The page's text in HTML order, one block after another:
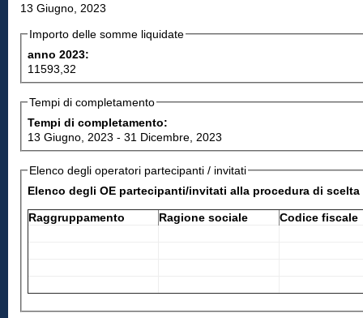
13 Giugno, 2023
Importo delle somme liquidate
anno 2023:
11593,32
Tempi di completamento
Tempi di completamento:
13 Giugno, 2023 - 31 Dicembre, 2023
Elenco degli operatori partecipanti / invitati
Elenco degli OE partecipanti/invitati alla procedura di
Raggruppamento Ragione sociale Codice fiscale